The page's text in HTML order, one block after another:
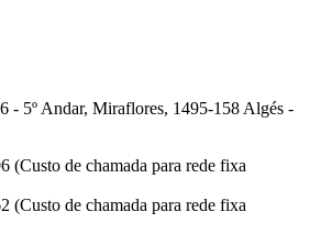
- 5º Andar, Miraflores, 1495-158 Algés -
(Custo de chamada para rede fixa
(Custo de chamada para rede fixa